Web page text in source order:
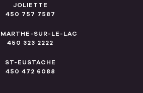
JOLIETTE
450 757 7587
SUR-LE-LAC
450 323 2222
ST-EUSTACHE
450 472 6088